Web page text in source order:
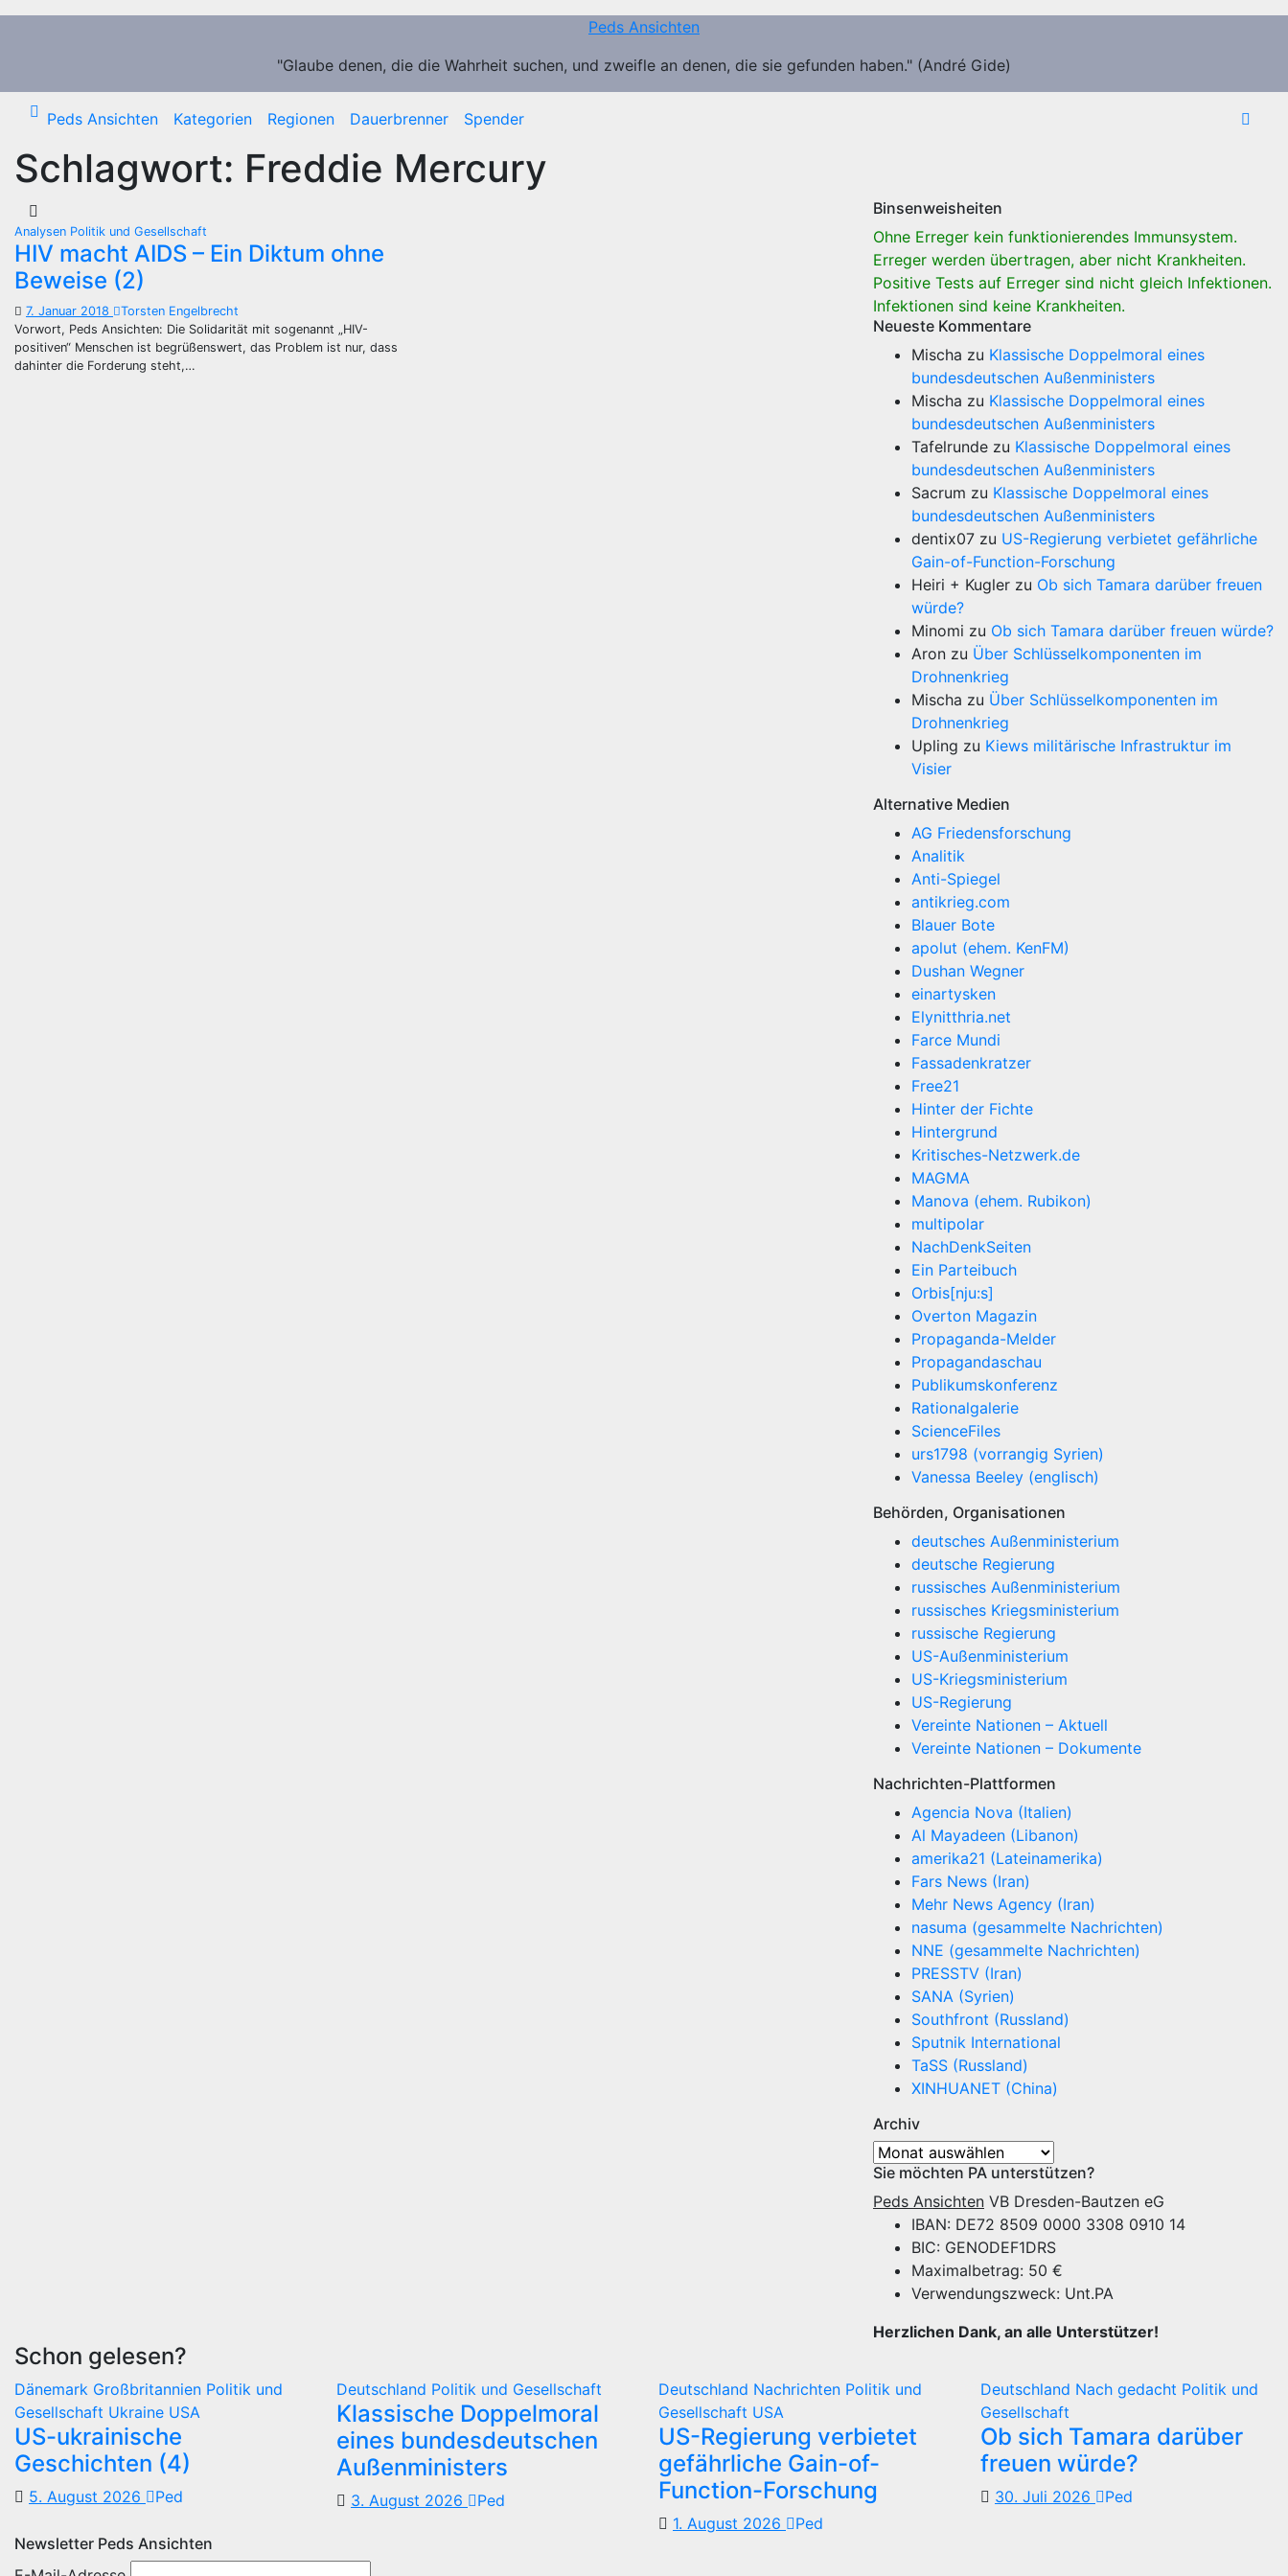
Zum
Peds Ansichten
"Glaube denen, die die Wahrheit suchen, und zweifle an denen, die sie gefunden haben." (André Gide)
Peds Ansichten Kategorien Regionen Dauerbrenner Spender
Schlagwort: Freddie Mercury
Analysen Politik und Gesellschaft
HIV macht AIDS – Ein Diktum ohne
Beweise (2)
7. Januar 2018
Torsten Engelbrecht
Vorwort, Peds Ansichten: Die Solidarität mit sogenannt „HIV-
positiven“ Menschen ist begrüßenswert, das Problem ist nur, dass
dahinter die Forderung steht,…
Binsenweisheiten
Ohne Erreger kein funktionierendes Immunsystem.
Erreger werden übertragen, aber nicht Krankheiten.
Positive Tests auf Erreger sind nicht gleich Infektionen.
Infektionen sind keine Krankheiten.
Neueste Kommentare
Mischa zu Klassische Doppelmoral eines
bundesdeutschen Außenministers
Mischa zu Klassische Doppelmoral eines
bundesdeutschen Außenministers
Tafelrunde zu Klassische Doppelmoral eines
bundesdeutschen Außenministers
Sacrum zu Klassische Doppelmoral eines
bundesdeutschen Außenministers
dentix07 zu US-Regierung verbietet gefährliche
Gain-of-Function-Forschung
Heiri + Kugler zu Ob sich Tamara darüber freuen
würde?
Minomi zu Ob sich Tamara darüber freuen würde?
Aron zu Über Schlüsselkomponenten im
Drohnenkrieg
Mischa zu Über Schlüsselkomponenten im
Drohnenkrieg
Upling zu Kiews militärische Infrastruktur im
Visier
Alternative Medien
AG Friedensforschung
Analitik
Anti-Spiegel
antikrieg.com
Blauer Bote
apolut (ehem. KenFM)
Dushan Wegner
einartysken
Elynitthria.net
Farce Mundi
Fassadenkratzer
Free21
Hinter der Fichte
Hintergrund
Kritisches-Netzwerk.de
MAGMA
Manova (ehem. Rubikon)
multipolar
NachDenkSeiten
Ein Parteibuch
Orbis[nju:s]
Overton Magazin
Propaganda-Melder
Propagandaschau
Publikumskonferenz
Rationalgalerie
ScienceFiles
urs1798 (vorrangig Syrien)
Vanessa Beeley (englisch)
Behörden, Organisationen
deutsches Außenministerium
deutsche Regierung
russisches Außenministerium
russisches Kriegsministerium
russische Regierung
US-Außenministerium
US-Kriegsministerium
US-Regierung
Vereinte Nationen – Aktuell
Vereinte Nationen – Dokumente
Nachrichten-Plattformen
Agencia Nova (Italien)
Al Mayadeen (Libanon)
amerika21 (Lateinamerika)
Fars News (Iran)
Mehr News Agency (Iran)
nasuma (gesammelte Nachrichten)
NNE (gesammelte Nachrichten)
PRESSTV (Iran)
SANA (Syrien)
Southfront (Russland)
Sputnik International
TaSS (Russland)
XINHUANET (China)
Archiv
Archiv
Sie möchten PA unterstützen?
Peds Ansichten VB Dresden-Bautzen eG
IBAN: DE72 8509 0000 3308 0910 14
BIC: GENODEF1DRS
Maximalbetrag: 50 €
Verwendungszweck: Unt.PA
Herzlichen Dank, an alle Unterstützer!
Schon gelesen?
Dänemark Großbritannien Politik und
Gesellschaft Ukraine USA
US-ukrainische
Geschichten (4)
5. August 2026 Ped
Deutschland Politik und Gesellschaft
Klassische Doppelmoral
eines bundesdeutschen
Außenministers
3. August 2026 Ped
Deutschland Nachrichten Politik und
Gesellschaft USA
US-Regierung verbietet
gefährliche Gain-of-
Function-Forschung
1. August 2026 Ped
Deutschland Nach gedacht Politik und
Gesellschaft
Ob sich Tamara darüber
freuen würde?
30. Juli 2026 Ped
Newsletter Peds Ansichten